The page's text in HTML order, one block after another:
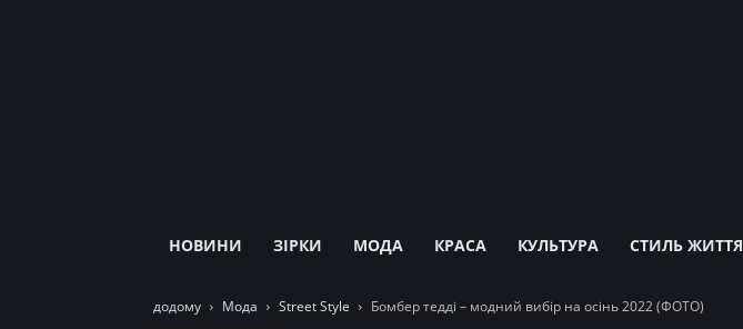
НОВИНИ ЗІРКИ МОДА КРАСА КУЛЬТУРА СТИЛЬ ЖИТТЯ
додому Мода Street Style Бомбер тедді – модний вибір на осінь 2022 (ФОТО)